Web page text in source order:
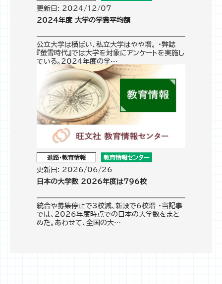
更新日: 2024/12/07
2024年度 大学の学費平均額
公立大学は横ばい、私立大学はやや増。 ・弊誌
『螢雪時代』では大学を対象にアンケートを実施し
ている。2024年度の学…
進路・教育情報 教育情報センター
更新日: 2026/06/26
日本の大学数 2026年度は796校
統合や募集停止で3校減、新設で6校増 ・当記事
では、2026年度時点での日本の大学数をまと
めた。あわせて、全国の大…